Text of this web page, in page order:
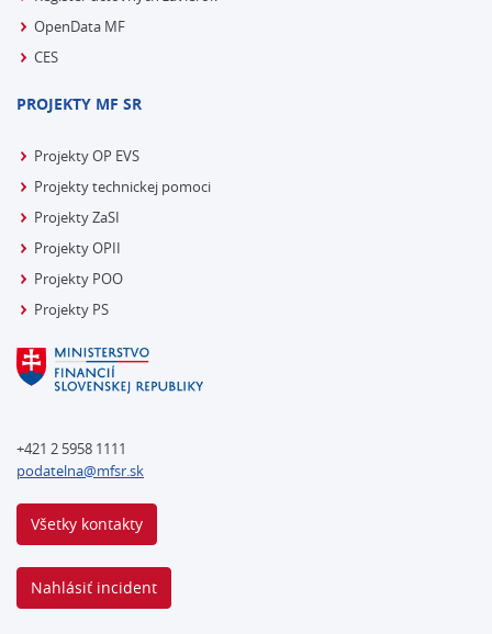
OpenData MF
CES
PROJEKTY MF SR
Projekty OP EVS
Projekty technickej pomoci
Projekty ZaSI
Projekty OPII
Projekty POO
Projekty PS
+421 2 5958 1111
podatelna@mfsr.sk
Všetky kontakty
Nahlásiť incident